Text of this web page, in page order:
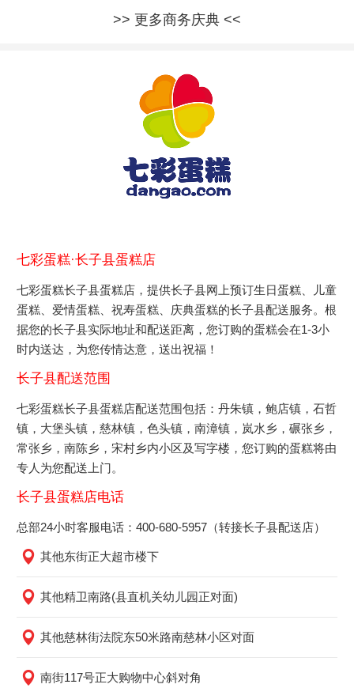
更多商务庆典
七彩蛋糕·长子县蛋糕店
七彩蛋糕长子县蛋糕店，提供长子县网上预订生日蛋糕、儿童
蛋糕、爱情蛋糕、祝寿蛋糕、庆典蛋糕的长子县配送服务。根
据您的长子县实际地址和配送距离，您订购的蛋糕会在1-3小
时内送达，为您传情达意，送出祝福！
长子县配送范围
七彩蛋糕长子县蛋糕店配送范围包括：丹朱镇，鲍店镇，石哲
镇，大堡头镇，慈林镇，色头镇，南漳镇，岚水乡，碾张乡，
常张乡，南陈乡，宋村乡内小区及写字楼，您订购的蛋糕将由
专人为您配送上门。
长子县蛋糕店电话
总部24小时客服电话：400-680-5957（转接长子县配送店）
其他东街正大超市楼下
其他精卫南路(县直机关幼儿园正对面)
其他慈林街法院东50米路南慈林小区对面
南街117号正大购物中心斜对角